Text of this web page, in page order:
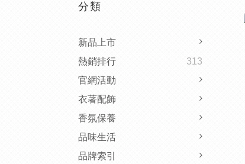
分類
新品上市
熱銷排行
313
官網活動
衣著配飾
香氛保養
品味生活
品牌索引